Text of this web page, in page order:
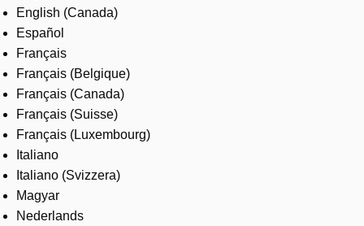
English (Canada)
Español
Français
Français (Belgique)
Français (Canada)
Français (Suisse)
Français (Luxembourg)
Italiano
Italiano (Svizzera)
Magyar
Nederlands